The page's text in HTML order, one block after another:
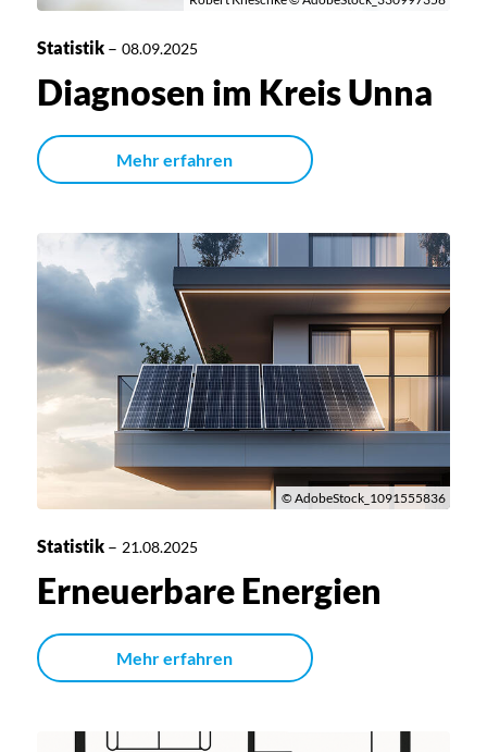
Statistik– 08.09.2025
Diagnosen im Kreis Unna
Mehr erfahren
© AdobeStock_1091555836
Statistik– 21.08.2025
Erneuerbare Energien
Mehr erfahren